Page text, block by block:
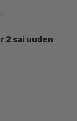
,
2 sai uuden